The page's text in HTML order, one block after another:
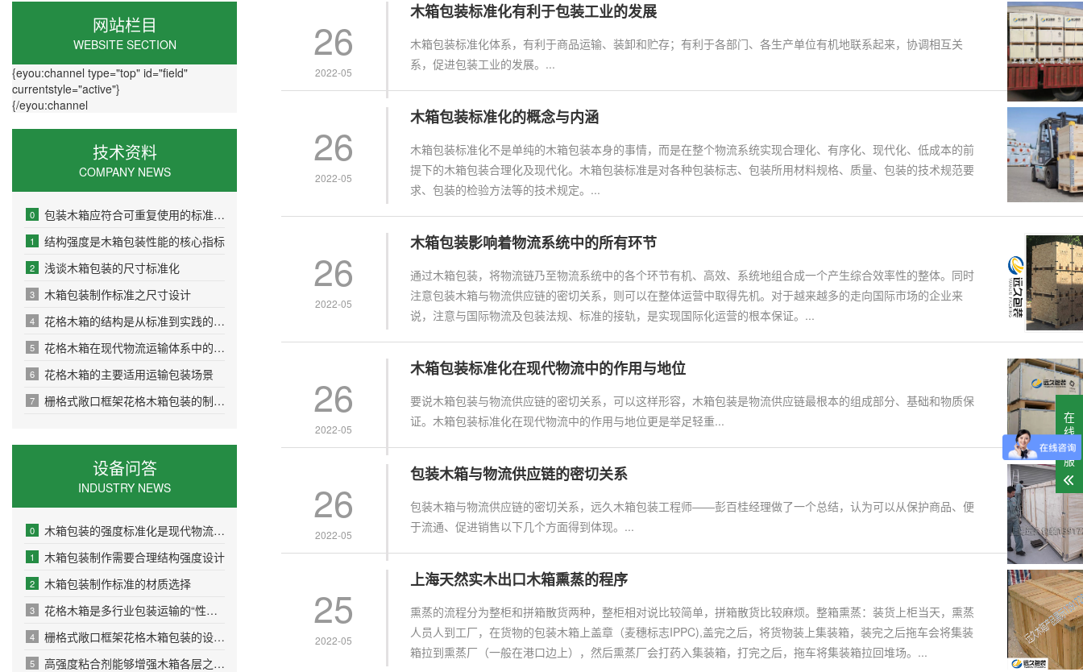
网站栏目
WEBSITE SECTION
{eyou:channel type="top" id="field"
currentstyle="active"}
{/eyou:channel
技术资料
COMPANY NEWS
0 包装木箱应符合可重复使用的标准要求
1 结构强度是木箱包装性能的核心指标
2 浅谈木箱包装的尺寸标准化
3 木箱包装制作标准之尺寸设计
4 花格木箱的结构是从标准到实践的精密设计
5 花格木箱在现代物流运输体系中的实用优势
6 花格木箱的主要适用运输包装场景
7 栅格式敞口框架花格木箱包装的制作流程
设备问答
INDUSTRY NEWS
0 木箱包装的强度标准化是现代物流安全的基石
1 木箱包装制作需要合理结构强度设计
2 木箱包装制作标准的材质选择
3 花格木箱是多行业包装运输的“性价比之选”
4 栅格式敞口框架花格木箱包装的设计原则
5 高强度粘合剂能够增强木箱各层之间的粘结力
26
2022-05
木箱包装标准化有利于包装工业的发展
木箱包装标准化体系，有利于商品运输、装卸和贮存；有利于各部门、各生产单位有机地联系起来，协调相互关
系，促进包装工业的发展。...
26
2022-05
木箱包装标准化的概念与内涵
木箱包装标准化不是单纯的木箱包装本身的事情，而是在整个物流系统实现合理化、有序化、现代化、低成本的前
提下的木箱包装合理化及现代化。木箱包装标准是对各种包装标志、包装所用材料规格、质量、包装的技术规范要
求、包装的检验方法等的技术规定。...
26
2022-05
木箱包装影响着物流系统中的所有环节
通过木箱包装，将物流链乃至物流系统中的各个环节有机、高效、系统地组合成一个产生综合效率性的整体。同时
注意包装木箱与物流供应链的密切关系，则可以在整体运营中取得先机。对于越来越多的走向国际市场的企业来
说，注意与国际物流及包装法规、标准的接轨，是实现国际化运营的根本保证。...
26
2022-05
木箱包装标准化在现代物流中的作用与地位
要说木箱包装与物流供应链的密切关系，可以这样形容，木箱包装是物流供应链最根本的组成部分、基础和物质保
证。木箱包装标准化在现代物流中的作用与地位更是举足轻重...
26
2022-05
包装木箱与物流供应链的密切关系
包装木箱与物流供应链的密切关系，远久木箱包装工程师——彭百桂经理做了一个总结，认为可以从保护商品、便
于流通、促进销售以下几个方面得到体现。...
25
2022-05
上海天然实木出口木箱熏蒸的程序
熏蒸的流程分为整柜和拼箱散货两种，整柜相对说比较简单，拼箱散货比较麻烦。整箱熏蒸：装货上柜当天，熏蒸
人员人到工厂，在货物的包装木箱上盖章（麦穗标志IPPC),盖完之后，将货物装上集装箱，装完之后拖车会将集装
箱拉到熏蒸厂（一般在港口边上），然后熏蒸厂会打药入集装箱，打完之后，拖车将集装箱拉回堆场。...
在
线
客
服